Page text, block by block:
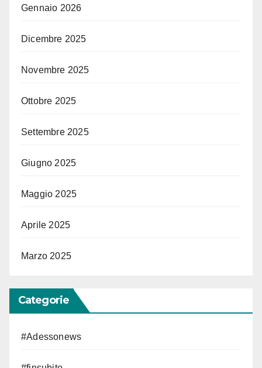
Gennaio 2026
Dicembre 2025
Novembre 2025
Ottobre 2025
Settembre 2025
Giugno 2025
Maggio 2025
Aprile 2025
Marzo 2025
Categorie
#Adessonews